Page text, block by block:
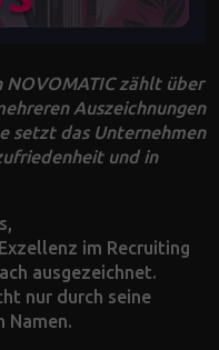
NOVOMATIC zählt über
Auszeichnungen
setzt das Unternehmen
und in
im Recruiting
ausgezeichnet.
nur durch seine
Namen.